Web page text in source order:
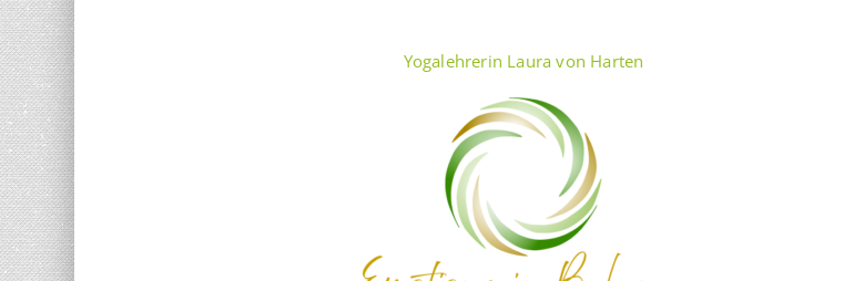
Yogalehrerin Laura von Harten